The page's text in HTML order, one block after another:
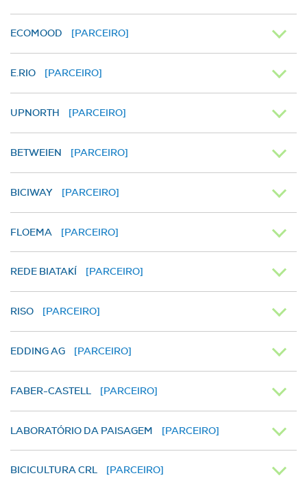
ECOMOOD [PARCEIRO]
E.RIO [PARCEIRO]
UPNORTH [PARCEIRO]
BETWEIEN [PARCEIRO]
BICIWAY [PARCEIRO]
FLOEMA [PARCEIRO]
REDE BIATAKÍ [PARCEIRO]
RISO [PARCEIRO]
EDDING AG [PARCEIRO]
FABER-CASTELL [PARCEIRO]
LABORATÓRIO DA PAISAGEM [PARCEIRO]
BICICULTURA CRL [PARCEIRO]